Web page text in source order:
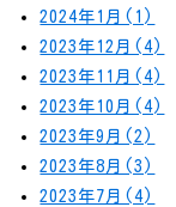
2024年1月(1)
2023年12月(4)
2023年11月(4)
2023年10月(4)
2023年9月(2)
2023年8月(3)
2023年7月(4)